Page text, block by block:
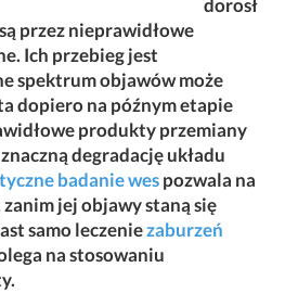
dorosł
przez nieprawidłowe
Ich przebieg jest
spektrum objawów może
dopiero na późnym etapie
produkty przemiany
degradację układu
badanie wespozwala na
jej objawy staną się
samo leczeniezaburzeń
na stosowaniu